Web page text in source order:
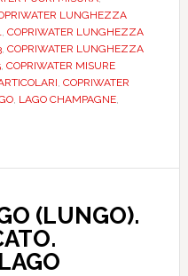
LUNGHEZZA
, COPRIWATER LUNGHEZZA
, COPRIWATER LUNGHEZZA
, COPRIWATER MISURE
, COPRIWATER
, LAGO CHAMPAGNE,
(LUNGO).